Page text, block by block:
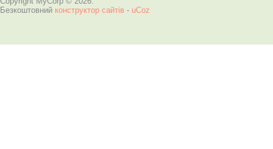
Безкоштовний конструктор сайтів - uCoz